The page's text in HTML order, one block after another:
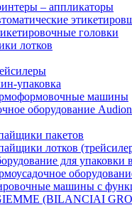
– аппликаторы
головки
лотков
упаковка
машины
оборудование
пакетов
лотков
для упаковки
машины с
(BILANCIAI